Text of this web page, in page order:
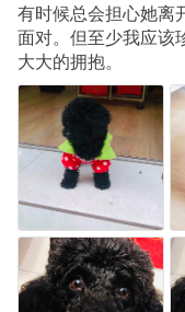
有时候总会担心她离
面对。但至少我应该
大大的拥抱。